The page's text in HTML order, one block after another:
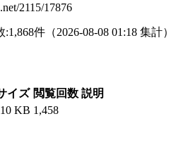
2115/17876
:1,868件 （2026-08-08 01:18 集計）
イズ 閲覧回数 説明
KB 1,458